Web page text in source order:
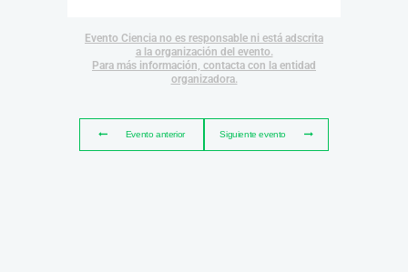
Evento Ciencia no es responsable ni está adscrita
a la organización del evento.
Para más información, contacta con la entidad
organizadora.
Evento anterior Siguiente evento